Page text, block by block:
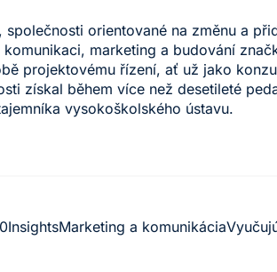
orientované na změnu a
marketing a budování
projektovému řízení, ať už jako
získal během více než desetileté
vysokoškolského ústavu.
InsightsMarketing a komunikácia